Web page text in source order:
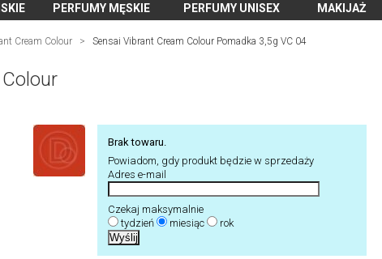
PERFUMY MĘSKIE PERFUMY UNISEX MAKIJAŻ
Cream Colour > Sensai Vibrant Cream Colour Pomadka 3,5g VC 04
Brak towaru.
Powiadom, gdy produkt będzie w sprzedaży
Adres e-mail
Czekaj maksymalnie
tydzień
miesiąc rok